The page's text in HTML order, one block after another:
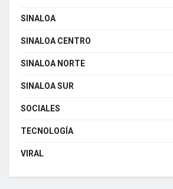
SINALOA
SINALOA CENTRO
SINALOA NORTE
SINALOA SUR
SOCIALES
TECNOLOGÍA
VIRAL